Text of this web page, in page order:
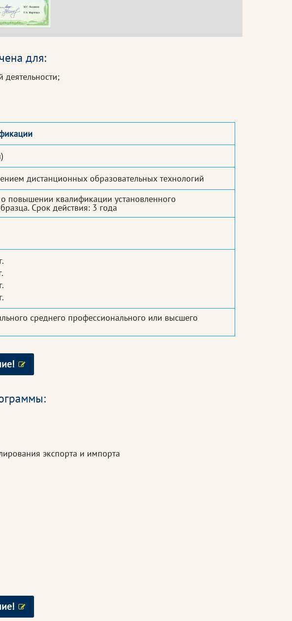
для:
дистанционных образовательных технологий
повышении квалификации установленного
Срок действия: 3 года
среднего профессионального или высшего
экспорта и импорта